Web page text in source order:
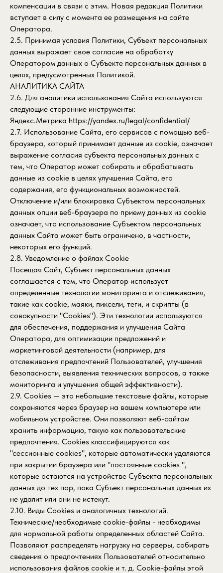
компенсации в связи с этим. Новая редакция Политики
вступает в силу с момента ее размещения на сайте
Оператора.
2.5. Принимая условия Политики, Субъект персональных
данных выражает свое согласие на обработку
Оператором данных о Субъекте персональных данных в
целях, предусмотренных Политикой.
АНАЛИТИКА САЙТА
2.6. Для аналитики использования Сайта используются
следующие сторонние инструменты:
Яндекс.Метрика https://yandex.ru/legal/confidential/
2.7. Использование Сайта, его сервисов с помощью веб-
браузера, который принимает данные из cookie, означает
выражение согласия субъекта персональных данных с
тем, что Оператор может собирать и обрабатывать
данные из cookie в целях улучшения Сайта, его
содержания, его функциональных возможностей.
Отключение и/или блокировка Субъектом персональных
данных опции веб-браузера по приему данных из cookie
означает, что использование Субъектом персональных
данных Сайта может быть ограничено, в частности,
некоторых его функций.
2.8. Уведомление о файлах Cookie
Посещая Сайт, Субъект персональных данных
соглашается с тем, что Оператор использует
определенные технологии мониторинга и отслеживания,
такие как cookie, маяки, пиксели, теги, и скрипты (в
совокупности "Cookies"). Эти технологии используются
для обеспечения, поддержания и улучшения Сайта
Оператора, для оптимизации предложений и
маркетинговой деятельности (например, для
отслеживания предпочтений Пользователей, улучшения
безопасности, выявления технических вопросов, а также
мониторинга и улучшения общей эффективности).
2.9. Cookies — это небольшие текстовые файлы, которые
сохраняются через браузер на вашем компьютере или
мобильном устройстве. Они позволяют веб-сайтам
хранить информацию, такую как пользовательские
предпочтения. Cookies классифицируются как
"сессионные cookies", которые автоматически удаляются
при закрытии браузера или "постоянные cookies ",
которые остаются на устройстве Субъекта персональных
данных до тех пор, пока Субъект персональных данных их
не удалит или они не истекут.
2.10. Виды Cookies и аналогичных технологий.
Технические/необходимые cookie-файлы - необходимы
для нормальной работы определенных областей Сайта.
Позволяют распределять нагрузку на серверы, собирать
сведения о предпочтениях Пользователей относительно
использования файлов cookie и т. д. Cookie-файлы этой